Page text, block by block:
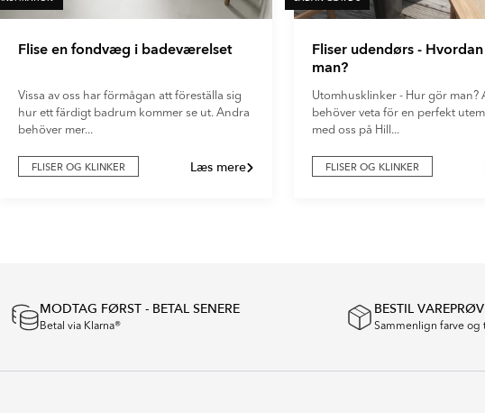
Flise en fondvæg i badeværelset
Vissa av oss har förmågan att föreställa sig
hur ett färdigt badrum kommer se ut. Andra
behöver mer...
FLISER OG KLINKER Læs mere
Fliser udendørs -
man?
Utomhusklinker - Hur gör man?
behöver veta för en perfekt
med oss på Hill...
FLISER OG KLINKER
MODTAG FØRST - BETAL SENERE
Betal via Klarna®
BESTIL
Sammenlign farve og